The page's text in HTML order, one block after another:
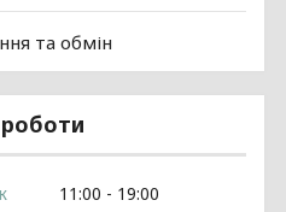
та обмін
11:00
19:00